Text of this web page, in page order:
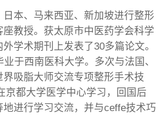
本、马来西亚、新加坡进行整形
教授。获太原市中医药学会科学
学术期刊上发表了30多篇论文。
于西南医科大学。多次与法国、
界吸脂大师交流专项整形手术技
京都大学医学中心学习，回国后
进行学习交流，并与ceffe技术巧